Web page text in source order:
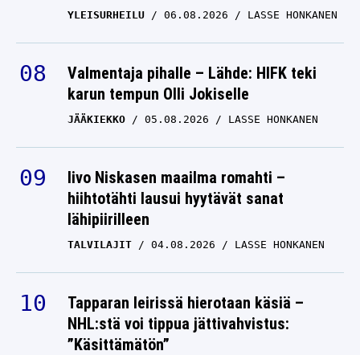
YLEISURHEILU 06.08.2026 LASSE HONKANEN
Valmentaja pihalle – Lähde: HIFK teki
karun tempun Olli Jokiselle
JÄÄKIEKKO 05.08.2026 LASSE HONKANEN
Iivo Niskasen maailma romahti –
hiihtotähti lausui hyytävät sanat
lähipiirilleen
TALVILAJIT 04.08.2026 LASSE HONKANEN
Tapparan leirissä hierotaan käsiä –
NHL:stä voi tippua jättivahvistus:
”Käsittämätön”